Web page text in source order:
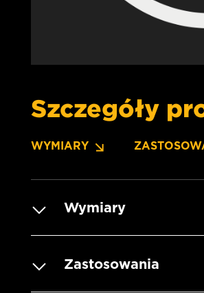
Szczegóły
WYMIARY
Wymiary
Zastosowania